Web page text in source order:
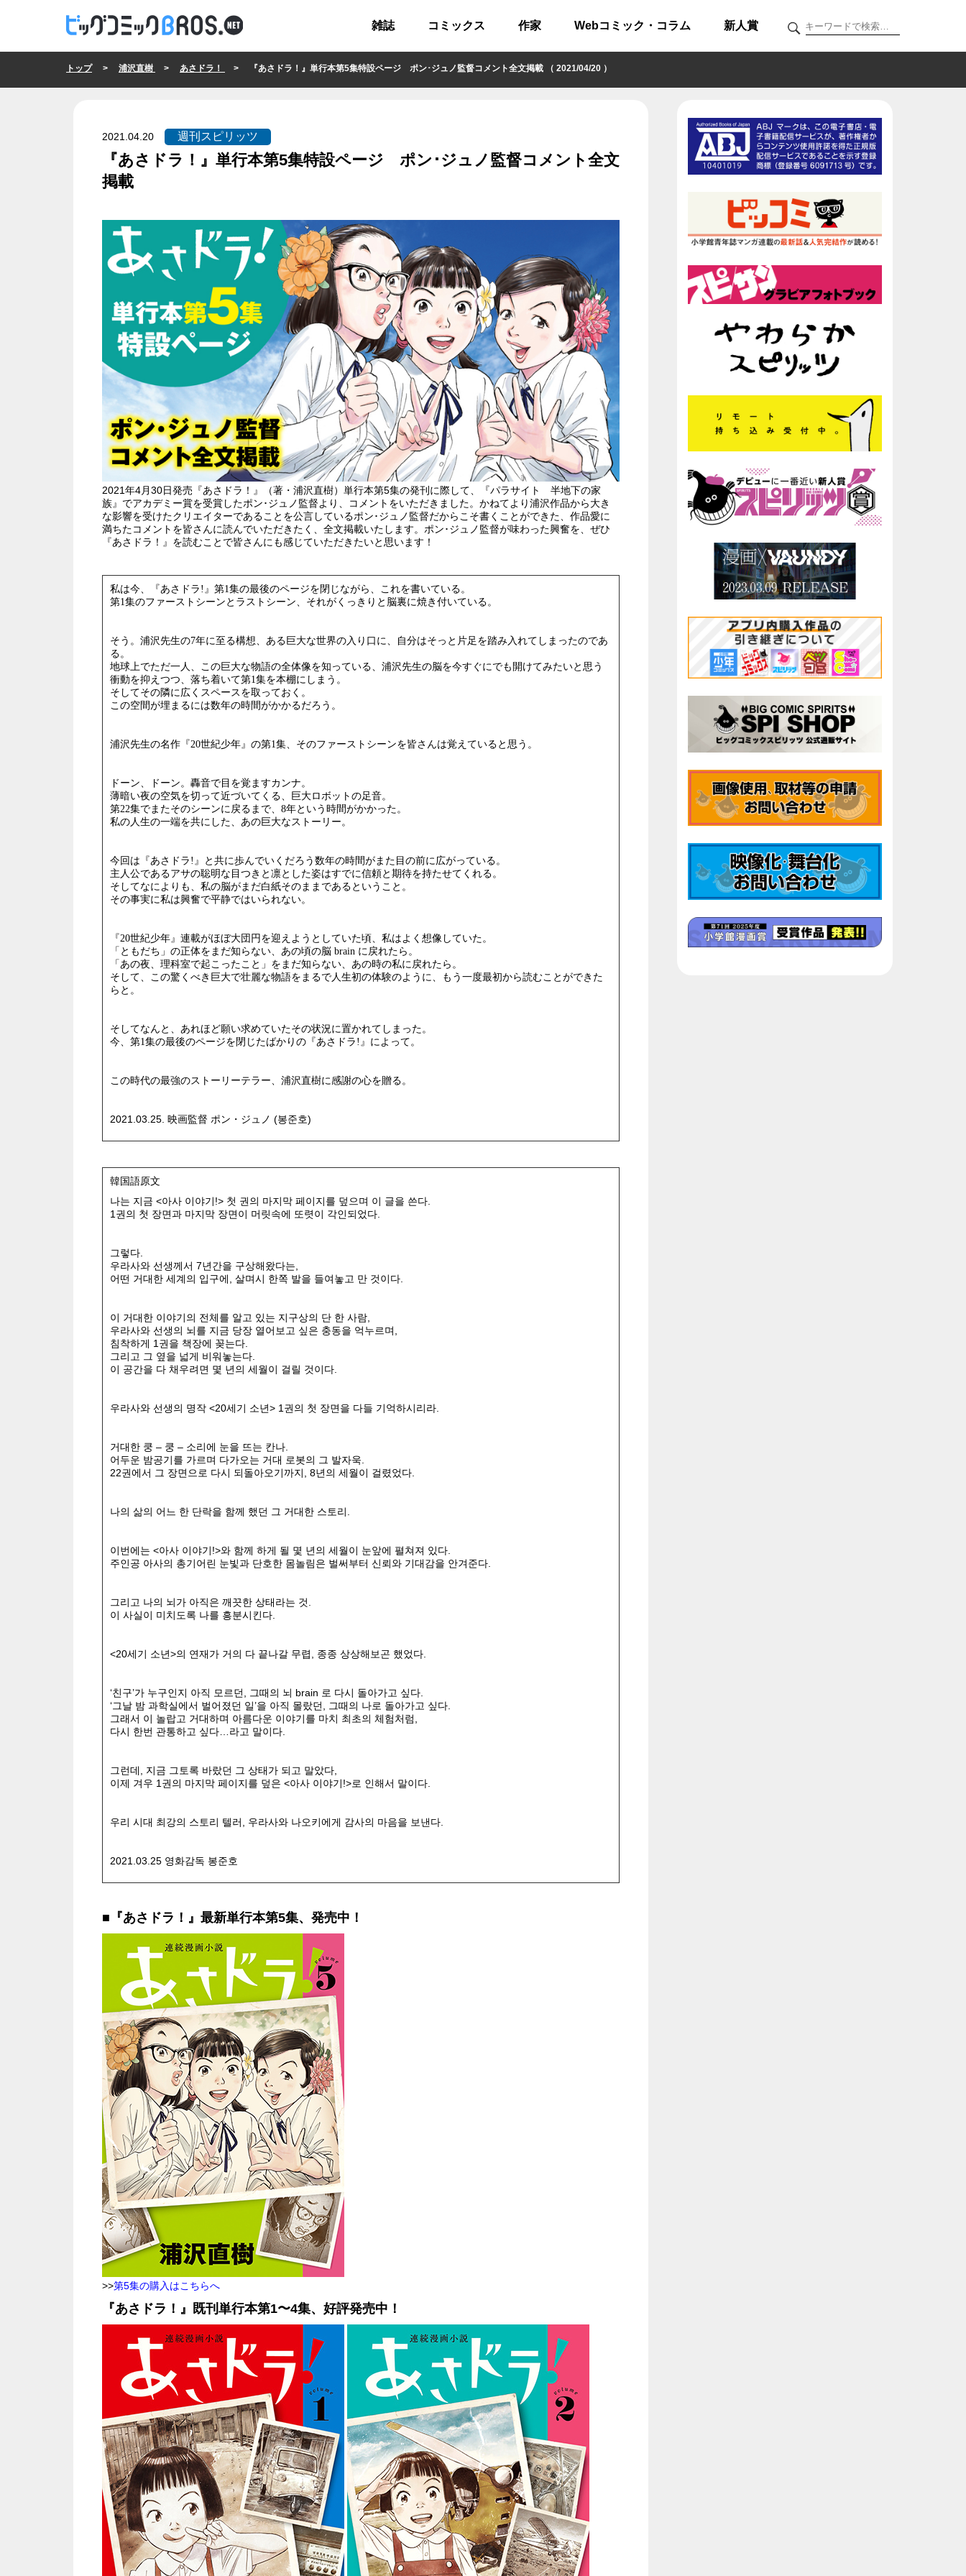
雑誌 コミックス 作家 Webコミック・コラム 新人賞
トップ> 浦沢直樹 > あさドラ！ > 『あさドラ！』単行本第5集特設ページ ポン･ジュノ監督コメント全文掲載 （ 2021/04/20 ）
週刊スピリッツ
2021.04.20
『あさドラ！』単行本第5集特設ページ ポン･ジュノ監督コメント全文
掲載
2021年4月30日発売『あさドラ！』（著・浦沢直樹）単行本第5集の発刊に際して、『パラサイト 半地下の家
族』でアカデミー賞を受賞したポン･ジュノ監督より、コメントをいただきました。かねてより浦沢作品から大き
な影響を受けたクリエイターであることを公言しているポン･ジュノ監督だからこそ書くことができた、作品愛に
満ちたコメントを皆さんに読んでいただきたく、全文掲載いたします。ポン･ジュノ監督が味わった興奮を、ぜひ
『あさドラ！』を読むことで皆さんにも感じていただきたいと思います！
私は今、『あさドラ!』第1集の最後のページを閉じながら、これを書いている。
第1集のファーストシーンとラストシーン、それがくっきりと脳裏に焼き付いている。
そう。浦沢先生の7年に至る構想、ある巨大な世界の入り口に、自分はそっと片足を踏み入れてしまったのであ
る。
地球上でただ一人、この巨大な物語の全体像を知っている、浦沢先生の脳を今すぐにでも開けてみたいと思う
衝動を抑えつつ、落ち着いて第1集を本棚にしまう。
そしてその隣に広くスペースを取っておく。
この空間が埋まるには数年の時間がかかるだろう。
浦沢先生の名作『20世紀少年』の第1集、そのファーストシーンを皆さんは覚えていると思う。
ドーン、ドーン。轟音で目を覚ますカンナ。
薄暗い夜の空気を切って近づいてくる、巨大ロボットの足音。
第22集でまたそのシーンに戻るまで、8年という時間がかかった。
私の人生の一端を共にした、あの巨大なストーリー。
今回は『あさドラ!』と共に歩んでいくだろう数年の時間がまた目の前に広がっている。
主人公であるアサの聡明な目つきと凛とした姿はすでに信頼と期待を持たせてくれる。
そしてなによりも、私の脳がまだ白紙そのままであるということ。
その事実に私は興奮で平静ではいられない。
『20世紀少年』連載がほぼ大団円を迎えようとしていた頃、私はよく想像していた。
「ともだち」の正体をまだ知らない、あの頃の脳 brain に戻れたら。
「あの夜、理科室で起こったこと」をまだ知らない、あの時の私に戻れたら。
そして、この驚くべき巨大で壮麗な物語をまるで人生初の体験のように、もう一度最初から読むことができた
らと。
そしてなんと、あれほど願い求めていたその状況に置かれてしまった。
今、第1集の最後のページを閉じたばかりの『あさドラ!』によって。
この時代の最強のストーリーテラー、浦沢直樹に感謝の心を贈る。
2021.03.25. 映画監督 ポン・ジュノ (봉준호)
韓国語原文
나는 지금 <아사 이야기!> 첫 권의 마지막 페이지를 덮으며 이 글을 쓴다.
1권의 첫 장면과 마지막 장면이 머릿속에 또렷이 각인되었다.
그렇다.
우라사와 선생께서 7년간을 구상해왔다는,
어떤 거대한 세계의 입구에, 살며시 한쪽 발을 들여놓고 만 것이다.
이 거대한 이야기의 전체를 알고 있는 지구상의 단 한 사람,
우라사와 선생의 뇌를 지금 당장 열어보고 싶은 충동을 억누르며,
침착하게 1권을 책장에 꽂는다.
그리고 그 옆을 넓게 비워놓는다.
이 공간을 다 채우려면 몇 년의 세월이 걸릴 것이다.
우라사와 선생의 명작 <20세기 소년> 1권의 첫 장면을 다들 기억하시리라.
거대한 쿵 – 쿵 – 소리에 눈을 뜨는 칸나.
어두운 밤공기를 가르며 다가오는 거대 로봇의 그 발자욱.
22권에서 그 장면으로 다시 되돌아오기까지, 8년의 세월이 걸렸었다.
나의 삶의 어느 한 단락을 함께 했던 그 거대한 스토리.
이번에는 <아사 이야기!>와 함께 하게 될 몇 년의 세월이 눈앞에 펼쳐져 있다.
주인공 아사의 총기어린 눈빛과 단호한 몸놀림은 벌써부터 신뢰와 기대감을 안겨준다.
그리고 나의 뇌가 아직은 깨끗한 상태라는 것.
이 사실이 미치도록 나를 흥분시킨다.
<20세기 소년>의 연재가 거의 다 끝나갈 무렵, 종종 상상해보곤 했었다.
‘친구’가 누구인지 아직 모르던, 그때의 뇌 brain 로 다시 돌아가고 싶다.
‘그날 밤 과학실에서 벌어졌던 일’을 아직 몰랐던, 그때의 나로 돌아가고 싶다.
그래서 이 놀랍고 거대하며 아름다운 이야기를 마치 최초의 체험처럼,
다시 한번 관통하고 싶다…라고 말이다.
그런데, 지금 그토록 바랐던 그 상태가 되고 말았다,
이제 겨우 1권의 마지막 페이지를 덮은 <아사 이야기!>로 인해서 말이다.
우리 시대 최강의 스토리 텔러, 우라사와 나오키에게 감사의 마음을 보낸다.
2021.03.25 영화감독 봉준호
■『あさドラ！』最新単行本第5集、発売中！
>>第5集の購入はこちらへ
『あさドラ！』既刊単行本第1〜4集、好評発売中！